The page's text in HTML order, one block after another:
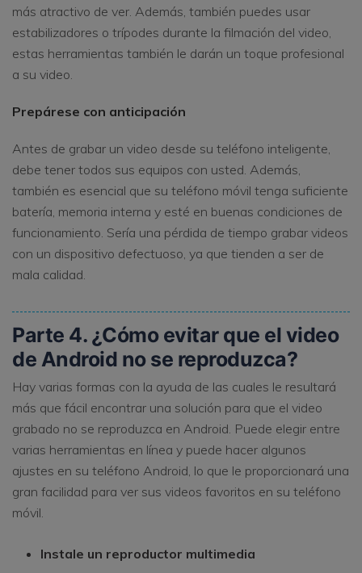
más atractivo de ver. Además, también puedes usar
estabilizadores o trípodes durante la filmación del video,
estas herramientas también le darán un toque profesional
a su video.
Prepárese con anticipación
Antes de grabar un video desde su teléfono inteligente,
debe tener todos sus equipos con usted. Además,
también es esencial que su teléfono móvil tenga suficiente
batería, memoria interna y esté en buenas condiciones de
funcionamiento. Sería una pérdida de tiempo grabar videos
con un dispositivo defectuoso, ya que tienden a ser de
mala calidad.
Parte 4. ¿Cómo evitar que el video
de Android no se reproduzca?
Hay varias formas con la ayuda de las cuales le resultará
más que fácil encontrar una solución para que el video
grabado no se reproduzca en Android. Puede elegir entre
varias herramientas en línea y puede hacer algunos
ajustes en su teléfono Android, lo que le proporcionará una
gran facilidad para ver sus videos favoritos en su teléfono
móvil.
Instale un reproductor multimedia